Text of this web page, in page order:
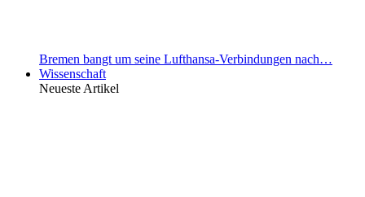
Bremen bangt um seine Lufthansa-Verbindungen nach…
Wissenschaft
Neueste Artikel